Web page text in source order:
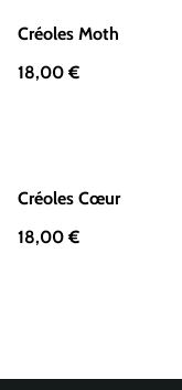
Créoles Moth
18,00 €
Créoles Cœur
18,00 €